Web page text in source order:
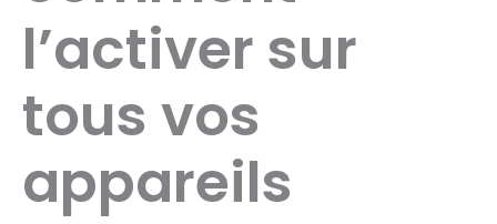
l’activer sur
tous vos
appareils